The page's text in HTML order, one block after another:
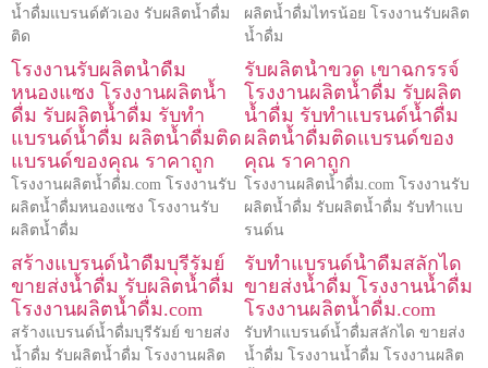
น้ำดื่มแบรนด์ตัวเอง รับผลิตน้ำดื่ม
ติด
ผลิตน้ำดื่มไทรน้อย โรงงานรับผลิต
น้ำดื่ม
โรงงานรับผลิตน้ำดื่ม
หนองแซง โรงงานผลิตน้ำ
ดื่ม รับผลิตน้ำดื่ม รับทำ
แบรนด์น้ำดื่ม ผลิตน้ำดื่มติด
แบรนด์ของคุณ ราคาถูก
โรงงานผลิตน้ำดื่ม.com โรงงานรับ
ผลิตน้ำดื่มหนองแซง โรงงานรับ
ผลิตน้ำดื่ม
รับผลิตน้ำขวด เขาฉกรรจ์
โรงงานผลิตน้ำดื่ม รับผลิต
น้ำดื่ม รับทำแบรนด์น้ำดื่ม
ผลิตน้ำดื่มติดแบรนด์ของ
คุณ ราคาถูก
โรงงานผลิตน้ำดื่ม.com โรงงานรับ
ผลิตน้ำดื่ม รับผลิตน้ำดื่ม รับทำแบ
รนด์น
สร้างแบรนด์น้ำดื่มบุรีรัมย์
ขายส่งน้ำดื่ม รับผลิตน้ำดื่ม
โรงงานผลิตน้ำดื่ม.com
สร้างแบรนด์น้ำดื่มบุรีรัมย์ ขายส่ง
น้ำดื่ม รับผลิตน้ำดื่ม โรงงานผลิต
รับทำแบรนด์น้ำดื่มสลักได
ขายส่งน้ำดื่ม โรงงานน้ำดื่ม
โรงงานผลิตน้ำดื่ม.com
รับทำแบรนด์น้ำดื่มสลักได ขายส่ง
น้ำดื่ม โรงงานน้ำดื่ม โรงงานผลิต